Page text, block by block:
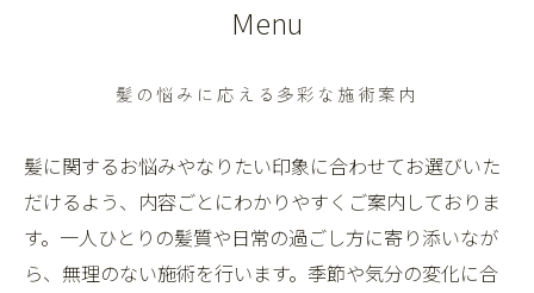
髪の悩みに応える多彩な施術案内
Menu
髪に関するお悩みやなりたい印象に合わせてお選びいた
だけるよう、内容ごとにわかりやすくご案内しておりま
す。一人ひとりの髪質や日常の過ごし方に寄り添いなが
ら、無理のない施術を行います。季節や気分の変化に合